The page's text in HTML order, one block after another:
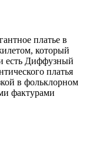
платье в
который
есть Диффузный
платья
в фольклорном
фактурами